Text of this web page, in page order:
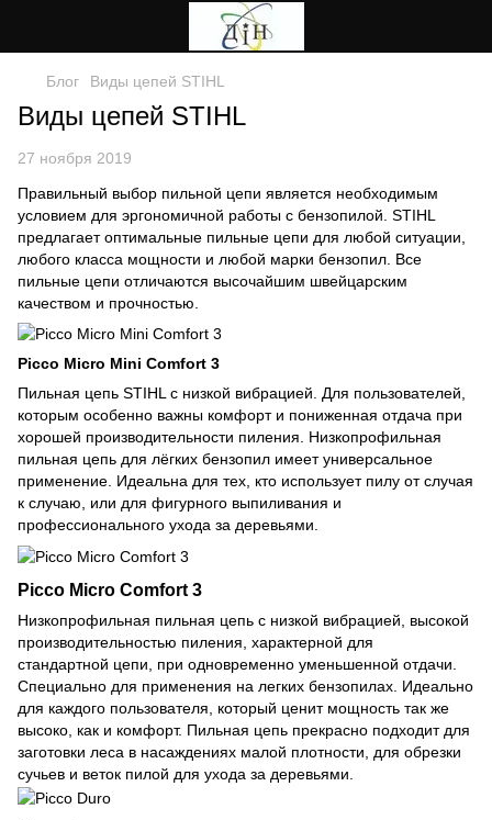
Блог Виды цепей STIHL
Виды цепей STIHL
27 ноября 2019
Правильный выбор пильной цепи является необходимым
условием для эргономичной работы с бензопилой. STIHL
предлагает оптимальные пильные цепи для любой ситуации,
любого класса мощности и любой марки бензопил. Все
пильные цепи отличаются высочайшим швейцарским
качеством и прочностью.
Picco Micro Mini Comfort 3
Пильная цепь STIHL с низкой вибрацией. Для пользователей,
которым особенно важны комфорт и пониженная отдача при
хорошей производительности пиления. Низкопрофильная
пильная цепь для лёгких бензопил имеет универсальное
применение. Идеальна для тех, кто использует пилу от случая
к случаю, или для фигурного выпиливания и
профессионального ухода за деревьями.
Picco Micro Comfort 3
Низкопрофильная пильная цепь с низкой вибрацией, высокой
производительностью пиления, характерной для
стандартной цепи, при одновременно уменьшенной отдачи.
Специально для применения на легких бензопилах. Идеально
для каждого пользователя, который ценит мощность так же
высоко, как и комфорт. Пильная цепь прекрасно подходит для
заготовки леса в насаждениях малой плотности, для обрезки
сучьев и веток пилой для ухода за деревьями.